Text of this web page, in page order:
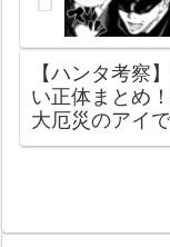
【ハンタ考察
い正体まとめ
大厄災のアイ
女？【ゾルデ